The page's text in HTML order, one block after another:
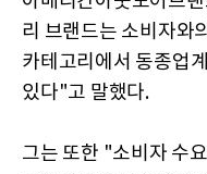
리 브랜드는 소비자와
카테고리에서 동종업
있다"고 말했다.
그는 또한 "소비자 수